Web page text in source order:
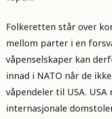
Folkeretten står over
mellom parter i en
våpenselskaper kan
innad i NATO når de
våpendeler til USA.
internasjonale